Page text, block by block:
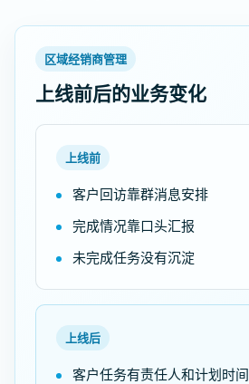
区域经销商管理
上线前后的业务变化
上线前
客户回访靠群消息安排
完成情况靠口头汇报
未完成任务没有沉淀
上线后
客户任务有责任人和计划时间